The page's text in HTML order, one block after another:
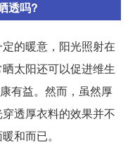
透吗?
的暖意，阳光照射在
太阳还可以促进维生
有益。然而，虽然厚
透厚衣料的效果并不
和而已。